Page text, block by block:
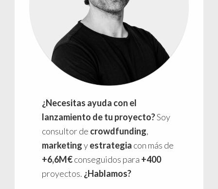
¿Necesitas ayuda con el
lanzamiento de tu proyecto?Soy
consultor de crowdfunding,
marketingyestrategia con más de
+6,6M€conseguidos para +400
proyectos. ¿Hablamos?